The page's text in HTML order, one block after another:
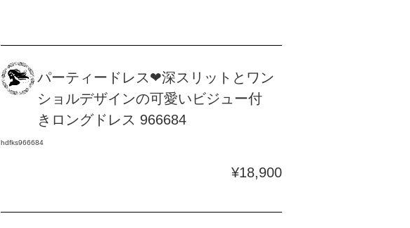
パーティードレス❤深スリットとワン
ショルデザインの可愛いビジュー付
きロングドレス 966684
hdfks966684
¥18,900